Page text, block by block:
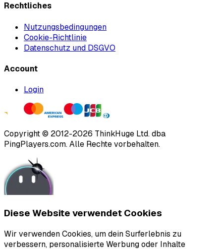
Rechtliches
Nutzungsbedingungen
Cookie-Richtlinie
Datenschutz und DSGVO
Account
Login
Copyright © 2012-2026 ThinkHuge Ltd.dba
PingPlayers.com.Alle Rechte vorbehalten.
Diese Website verwendet Cookies
Wir verwenden Cookies, um dein Surferlebnis zu
verbessern, personalisierte Werbung oder Inhalte